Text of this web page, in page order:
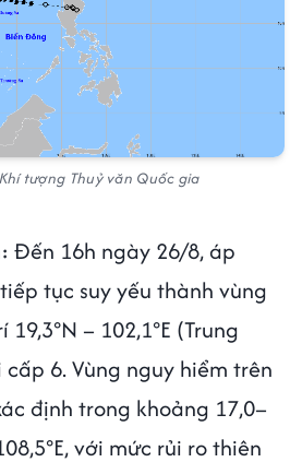
tượng Thuỷ văn Quốc gia
Đến 16h ngày 26/8, áp
tục suy yếu thành vùng
– 102,1°E (Trung
6. Vùng nguy hiểm trên
định trong khoảng 17,0–
với mức rủi ro thiên